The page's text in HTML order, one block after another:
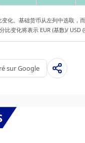
化。基础货币从左列中选取，
变化将表示 EUR (基数)/ USD (
sur Google